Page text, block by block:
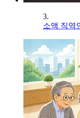
3.
소액 직역